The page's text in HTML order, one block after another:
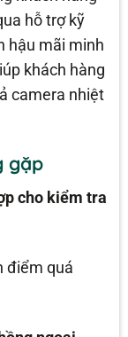
hỗ trợ kỹ
hậu mãi minh
khách hàng
camera nhiệt
gặp
cho kiểm tra
điểm quá